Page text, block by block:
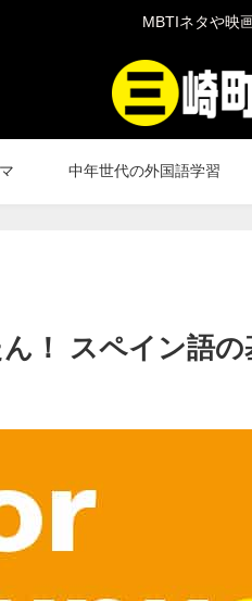
MBTIネタや映
中年世代の外国語学習
！ スペイン語の